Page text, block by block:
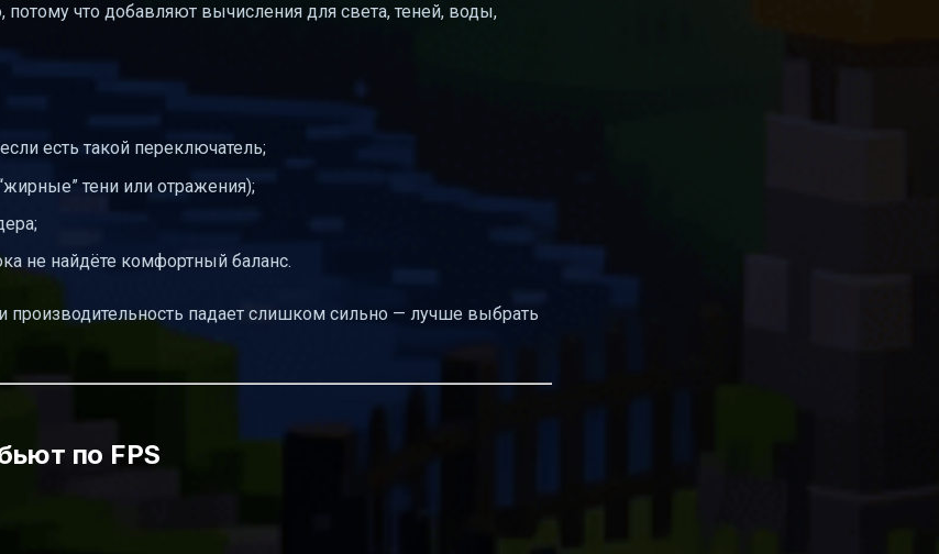
потому что добавляют вычисления для света, теней, воды,
если есть такой переключатель;
тени или отражения);
не найдёте комфортный баланс.
производительность падает слишком сильно — лучше выбрать
по FPS